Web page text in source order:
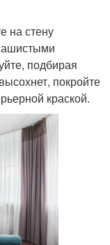
на стену
подбирая
покройте
краской.